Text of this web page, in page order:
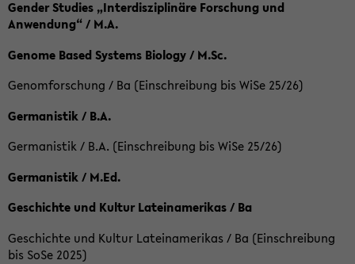
Gender Studies „Interdisziplinäre Forschung und
Anwendung“ / M.A.
Genome Based Systems Biology / M.Sc.
Genomforschung / Ba (Einschreibung bis WiSe 25/26)
Germanistik / B.A.
Germanistik / B.A. (Einschreibung bis WiSe 25/26)
Germanistik / M.Ed.
Geschichte und Kultur Lateinamerikas / Ba
Geschichte und Kultur Lateinamerikas / Ba (Einschreibung
bis SoSe 2025)